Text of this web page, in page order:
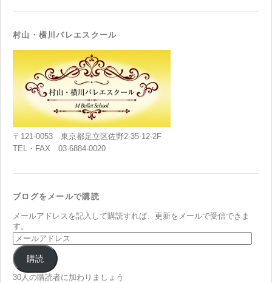
村山・横川バレエスクール
〒121-0053 東京都足立区佐野2-35-12-2F
TEL・FAX 03-6884-0020
ブログをメールで購読
メールアドレスを記入して購読すれば、更新をメールで受信できま
す。
メ
ー
ル
ア
ド
購読
30人の購読者に加わりましょう